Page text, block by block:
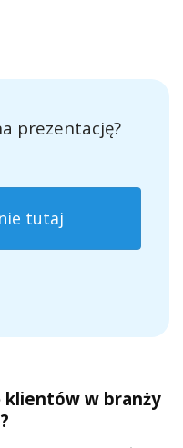
prezentację?
tutaj
klientów w branży